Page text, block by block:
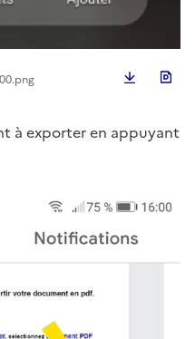
à exporter en appuyant